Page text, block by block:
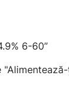
6-60”